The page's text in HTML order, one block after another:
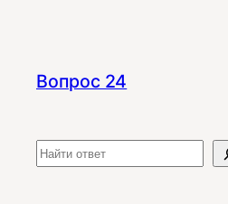
содержимому
Вопрос 24
Поиск